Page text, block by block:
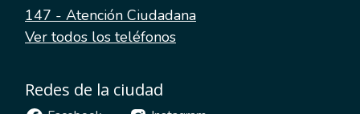
147 - Atención Ciudadana
Ver todos los teléfonos
Redes de la ciudad